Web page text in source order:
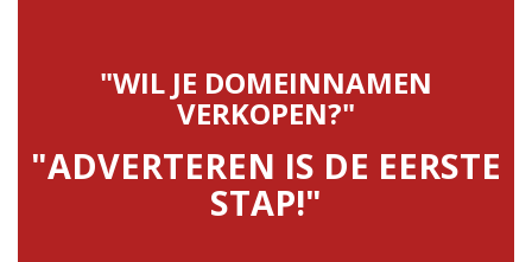
"WIL JE DOMEINNAMEN
VERKOPEN?"
"ADVERTEREN IS DE EERSTE
STAP!"